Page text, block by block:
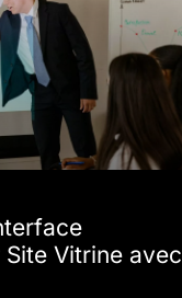
Vitrine avec